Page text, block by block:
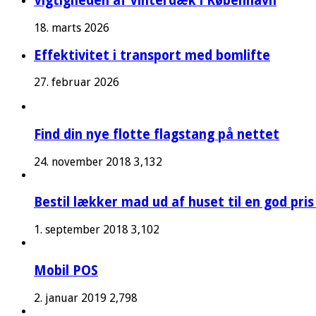
18. marts 2026
Effektivitet i transport med bomlifte
27. februar 2026
Find din nye flotte flagstang på nettet
24. november 2018 3,132
Bestil lækker mad ud af huset til en god
1. september 2018 3,102
Mobil POS
2. januar 2019 2,798